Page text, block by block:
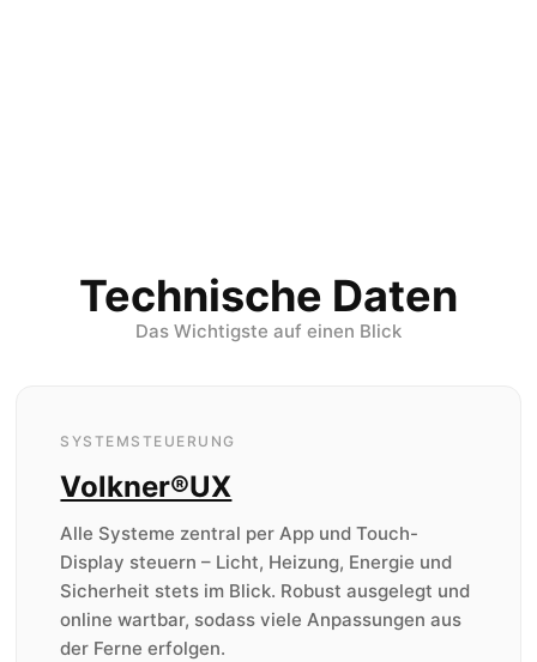
Technische Daten
Das Wichtigste auf einen Blick
SYSTEMSTEUERUNG
Volkner®UX
Alle Systeme zentral per App und Touch-
Display steuern – Licht, Heizung, Energie und
Sicherheit stets im Blick. Robust ausgelegt und
online wartbar, sodass viele Anpassungen aus
der Ferne erfolgen.